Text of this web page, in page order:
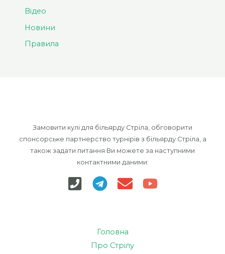
Відео
Новини
Правила
Замовити кулі для більярду Стріла, обговорити
спонсорське партнерство турнірів з більярду Стріла, а
також задати питання Ви можете за наступними
контактними даними:
Головна
Про Стрілу